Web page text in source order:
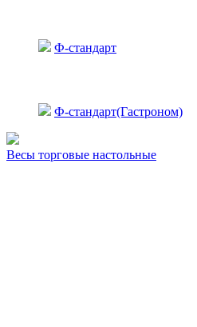
Ф-стандарт
Ф-стандарт(Гастроном)
Весы торговые настольные